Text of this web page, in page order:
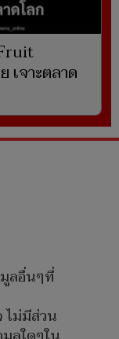
เจาะตลาด
ลอื่นๆที่
ไม่มีส่วน